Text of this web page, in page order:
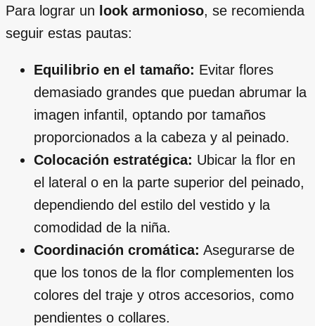
Para lograr un look armonioso, se recomienda
seguir estas pautas:
Equilibrio en el tamaño: Evitar flores
demasiado grandes que puedan abrumar la
imagen infantil, optando por tamaños
proporcionados a la cabeza y al peinado.
Colocación estratégica: Ubicar la flor en
el lateral o en la parte superior del peinado,
dependiendo del estilo del vestido y la
comodidad de la niña.
Coordinación cromática: Asegurarse de
que los tonos de la flor complementen los
colores del traje y otros accesorios, como
pendientes o collares.